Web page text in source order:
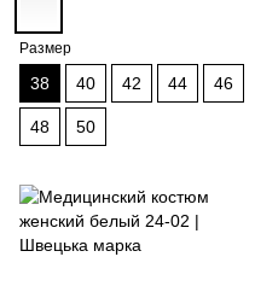
Размер
38 40 42 44 46
48 50